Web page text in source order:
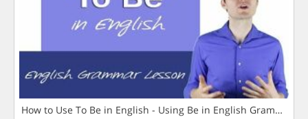
How to Use To Be in English - Using Be in English Grammar